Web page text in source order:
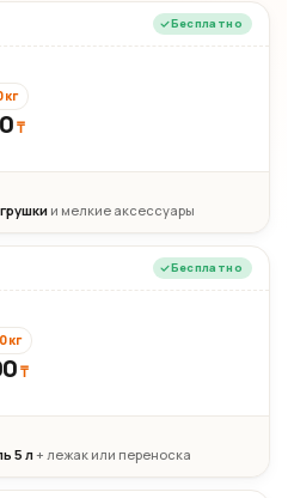
Бесплатно
кг
₸
и мелкие аксессуары
Бесплатно
кг
₸
5 л+ лежак или переноска